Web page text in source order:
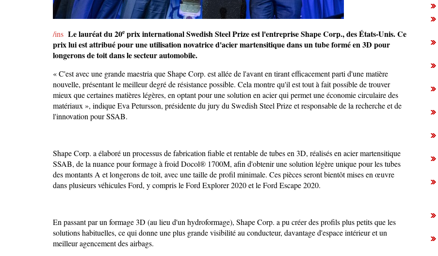
/ins Le lauréat du 20e prix international Swedish Steel Prize est l'entreprise Shape Corp., des États-Unis. Ce
prix lui est attribué pour une utilisation novatrice d'acier martensitique dans un tube formé en 3D pour
longerons de toit dans le secteur automobile.
« C'est avec une grande maestria que Shape Corp. est allée de l'avant en tirant efficacement parti d'une matière
nouvelle, présentant le meilleur degré de résistance possible. Cela montre qu'il est tout à fait possible de trouver
mieux que certaines matières légères, en optant pour une solution en acier qui permet une économie circulaire des
matériaux », indique Eva Petursson, présidente du jury du Swedish Steel Prize et responsable de la recherche et de
l'innovation pour SSAB.
Shape Corp. a élaboré un processus de fabrication fiable et rentable de tubes en 3D, réalisés en acier martensitique
SSAB, de la nuance pour formage à froid Docol® 1700M, afin d'obtenir une solution légère unique pour les tubes
des montants A et longerons de toit, avec une taille de profil minimale. Ces pièces seront bientôt mises en œuvre
dans plusieurs véhicules Ford, y compris le Ford Explorer 2020 et le Ford Escape 2020.
En passant par un formage 3D (au lieu d'un hydroformage), Shape Corp. a pu créer des profils plus petits que les
solutions habituelles, ce qui donne une plus grande visibilité au conducteur, davantage d'espace intérieur et un
meilleur agencement des airbags.